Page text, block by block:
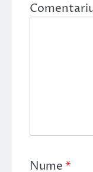
Nume *